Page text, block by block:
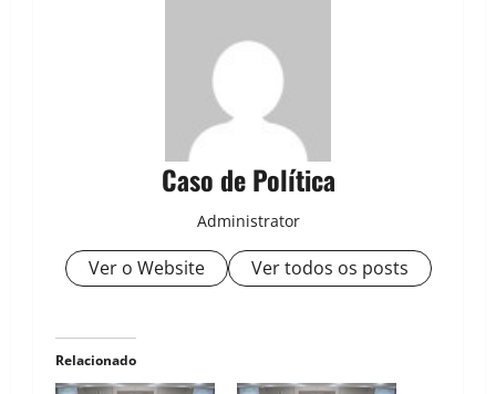
Caso de Política
Administrator
Ver o Website Ver todos os posts
Relacionado